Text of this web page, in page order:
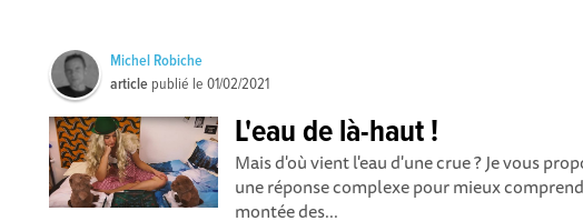
Michel Robiche
article publié le01/02/2021
L'eau de là-haut !
Mais d'où vient l'eau d'une crue ? Je vous
une réponse complexe pour mieux
montée des...